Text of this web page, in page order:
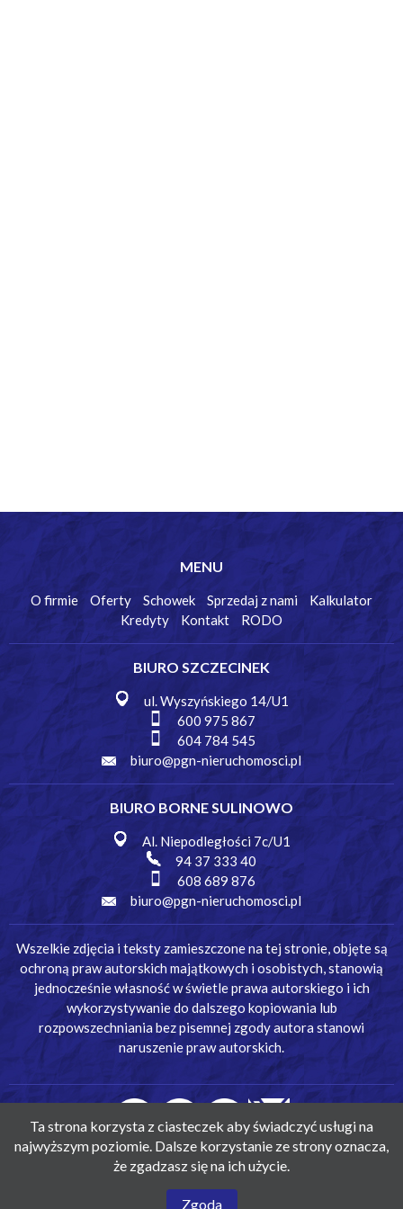
MENU
O firmie Oferty Schowek Sprzedaj z nami
Kalkulator
Kredyty
Kontakt RODO
BIURO SZCZECINEK
ul. Wyszyńskiego 14/U1
600 975 867
604 784 545
biuro@pgn-nieruchomosci.pl
BIURO BORNE SULINOWO
Al. Niepodległości 7c/U1
94 37 333 40
608 689 876
biuro@pgn-nieruchomosci.pl
Wszelkie zdjęcia i teksty zamieszczone na tej stronie, objęte są
ochroną praw autorskich majątkowych i osobistych, stanowią
jednocześnie własność w świetle prawa autorskiego i ich
wykorzystywanie do dalszego kopiowania lub
rozpowszechniania bez pisemnej zgody autora stanowi
naruszenie praw autorskich.
© Pomorska Giełda Nieruchomości
Ta strona korzysta z ciasteczek aby świadczyć usługi na
najwyższym poziomie. Dalsze korzystanie ze strony oznacza,
że zgadzasz się na ich użycie.
Zgoda